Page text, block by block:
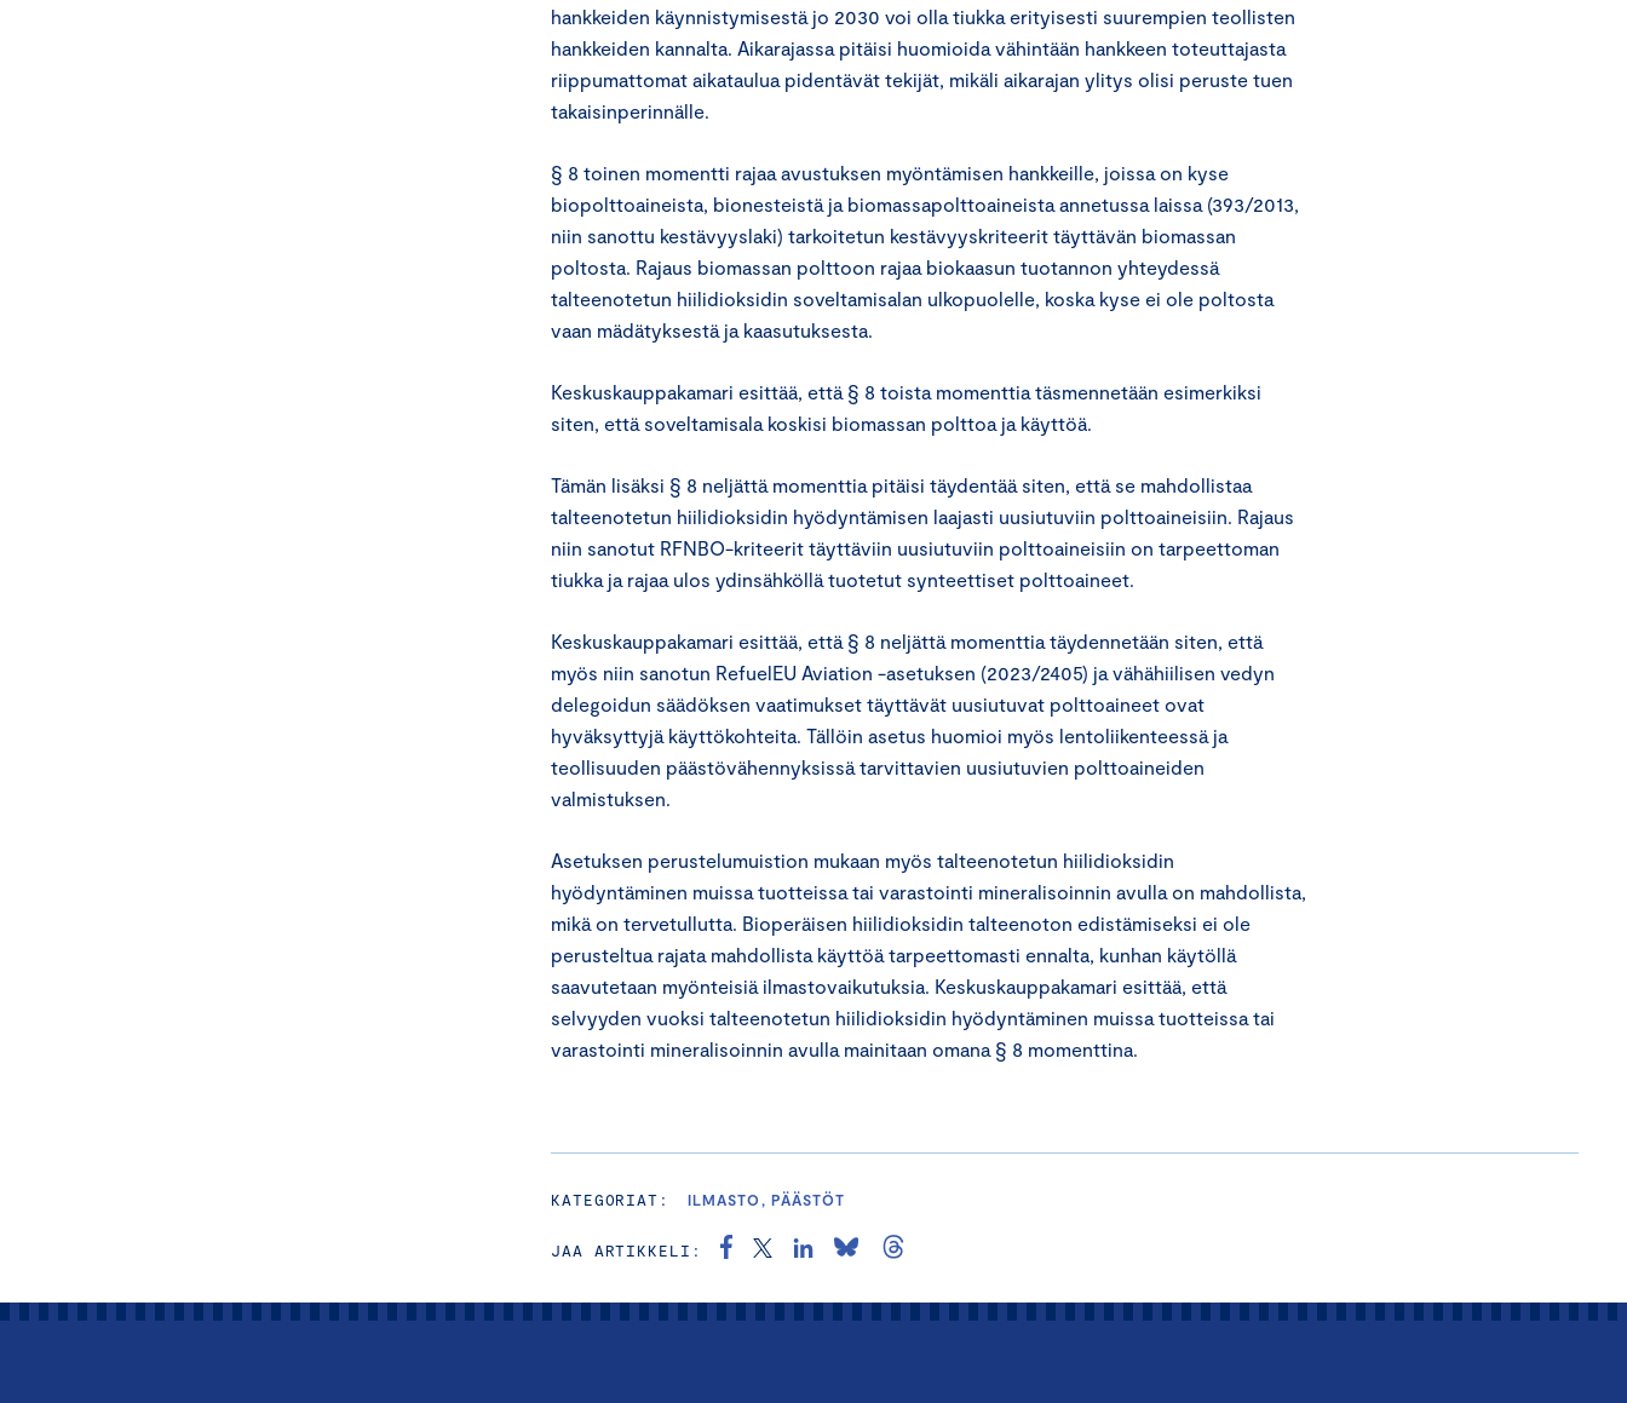
hankkeiden käynnistymisestä jo 2030 voi olla tiukka erityisesti suurempien teollisten
hankkeiden kannalta. Aikarajassa pitäisi huomioida vähintään hankkeen toteuttajasta
riippumattomat aikataulua pidentävät tekijät, mikäli aikarajan ylitys olisi peruste tuen
takaisinperinnälle.
§ 8 toinen momentti rajaa avustuksen myöntämisen hankkeille, joissa on kyse
biopolttoaineista, bionesteistä ja biomassapolttoaineista annetussa laissa (393/2013,
niin sanottu kestävyyslaki) tarkoitetun kestävyyskriteerit täyttävän biomassan
poltosta. Rajaus biomassan polttoon rajaa biokaasun tuotannon yhteydessä
talteenotetun hiilidioksidin soveltamisalan ulkopuolelle, koska kyse ei ole poltosta
vaan mädätyksestä ja kaasutuksesta.
Keskuskauppakamari esittää, että § 8 toista momenttia täsmennetään esimerkiksi
siten, että soveltamisala koskisi biomassan polttoa ja käyttöä.
Tämän lisäksi § 8 neljättä momenttia pitäisi täydentää siten, että se mahdollistaa
talteenotetun hiilidioksidin hyödyntämisen laajasti uusiutuviin polttoaineisiin. Rajaus
niin sanotut RFNBO-kriteerit täyttäviin uusiutuviin polttoaineisiin on tarpeettoman
tiukka ja rajaa ulos ydinsähköllä tuotetut synteettiset polttoaineet.
Keskuskauppakamari esittää, että § 8 neljättä momenttia täydennetään siten, että
myös niin sanotun RefuelEU Aviation -asetuksen (2023/2405) ja vähähiilisen vedyn
delegoidun säädöksen vaatimukset täyttävät uusiutuvat polttoaineet ovat
hyväksyttyjä käyttökohteita. Tällöin asetus huomioi myös lentoliikenteessä ja
teollisuuden päästövähennyksissä tarvittavien uusiutuvien polttoaineiden
valmistuksen.
Asetuksen perustelumuistion mukaan myös talteenotetun hiilidioksidin
hyödyntäminen muissa tuotteissa tai varastointi mineralisoinnin avulla on mahdollista,
mikä on tervetullutta. Bioperäisen hiilidioksidin talteenoton edistämiseksi ei ole
perusteltua rajata mahdollista käyttöä tarpeettomasti ennalta, kunhan käytöllä
saavutetaan myönteisiä ilmastovaikutuksia. Keskuskauppakamari esittää, että
selvyyden vuoksi talteenotetun hiilidioksidin hyödyntäminen muissa tuotteissa tai
varastointi mineralisoinnin avulla mainitaan omana § 8 momenttina.
KATEGORIAT: ILMASTO, PÄÄSTÖT
JAA ARTIKKELI: